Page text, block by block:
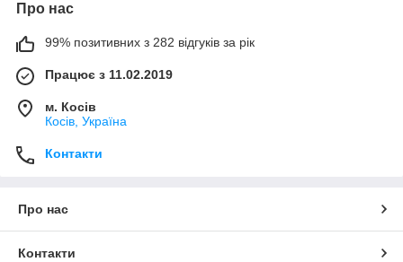
Про нас
99% позитивних з 282 відгуків за рік
Працює з 11.02.2019
м. Косів
Косів, Україна
Контакти
Про нас
Контакти